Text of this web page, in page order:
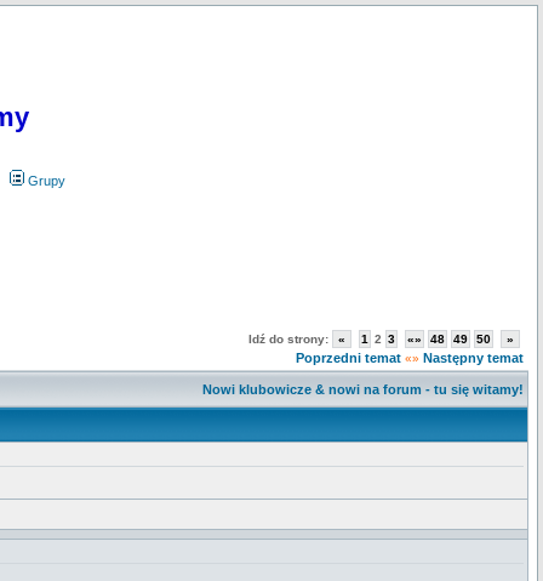
Grupy
Idź do strony: « 1 2 3 «» 48 49 50 »
Poprzedni temat «» Następny temat
Nowi klubowicze & nowi na forum - tu się witamy!